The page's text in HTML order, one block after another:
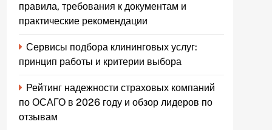
правила, требования к документам и
практические рекомендации
Сервисы подбора клининговых услуг:
принцип работы и критерии выбора
Рейтинг надежности страховых компаний
по ОСАГО в 2026 году и обзор лидеров по
отзывам